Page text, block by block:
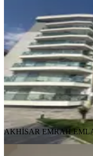
Akhisar,
2+1·95
25.500 ₺
AKHİSAR EMRAH
AKHİSAR EMRAH